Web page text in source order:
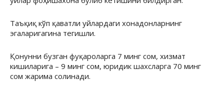
Таъқиқ кўп қаватли уйлардаги хонадонларнинг
эгаларигагина тегишли.
Қонунни бузган фуқароларга 7 минг сом, хизмат
кишиларига – 9 минг сом, юридик шахсларга 70 минг
сом жарима солинади.